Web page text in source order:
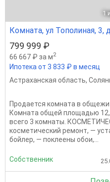
1
Комната, ул Тополиная, 3,
799 999 ₽
66 667 ₽ за м2
Ипотека от 3 833 ₽ в месяц
Астраханская область,
Продается комната в
Комната общей площадью
всего 3 комнаты.
косметический ремонт, —
бойлер, — поклеены обои,...
Собственник